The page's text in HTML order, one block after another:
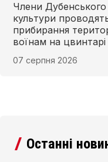
Члени
культури
прибирання
воїнам на
07 серпня 2026
Останні